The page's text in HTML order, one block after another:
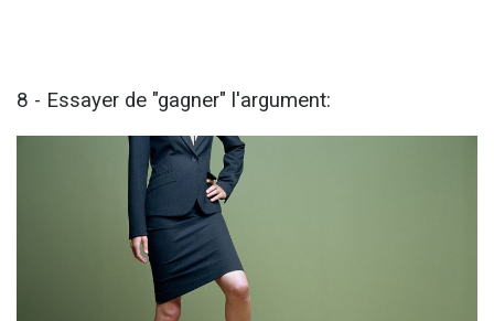
8 - Essayer de "gagner" l'argument: